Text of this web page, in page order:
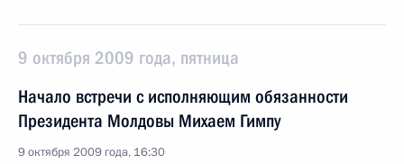
9 октября 2009 года, пятница
Начало встречи с исполняющим обязанности
Президента Молдовы Михаем Гимпу
9 октября 2009 года, 16:30